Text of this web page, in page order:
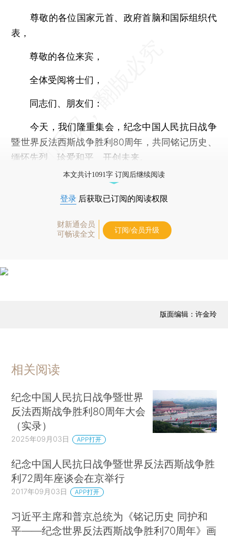
尊敬的各位国家元首、政府首脑和国际组织代
表，
尊敬的各位来宾，
全体受阅将士们，
同志们、朋友们：
今天，我们隆重集会，纪念中国人民抗日战争
暨世界反法西斯战争胜利80周年，共同铭记历史、
缅怀先烈、珍爱和平、开创未来。
本文共计1091字 订阅后继续阅读
登录 后获取已订阅的阅读权限
财新通会员
可畅读全文
订阅/会员升级
版面编辑：许金玲
相关阅读
纪念中国人民抗日战争暨世界
反法西斯战争胜利80周年大会
（实录）
2025年09月03日 APP打开
纪念中国人民抗日战争暨世界反法西斯战争胜
利72周年座谈会在京举行
2017年09月03日 APP打开
习近平主席和普京总统为《铭记历史 同护和
平——纪念世界反法西斯战争胜利70周年》画